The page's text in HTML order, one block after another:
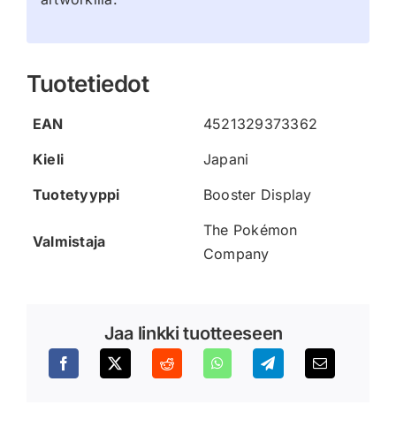
Tuotetiedot
EAN
4521329373362
Kieli
Japani
Tuotetyyppi
Booster Display
Valmistaja
The Pokémon
Company
Jaa linkki tuotteeseen